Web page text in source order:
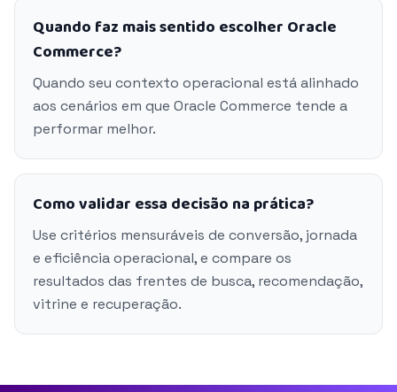
Quando faz mais sentido escolher Oracle
Commerce?
Quando seu contexto operacional está alinhado
aos cenários em que Oracle Commerce tende a
performar melhor.
Como validar essa decisão na prática?
Use critérios mensuráveis de conversão, jornada
e eficiência operacional, e compare os
resultados das frentes de busca, recomendação,
vitrine e recuperação.